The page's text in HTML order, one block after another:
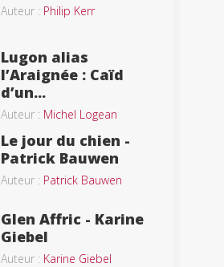
Auteur : Philip Kerr
Lugon alias
l’Araignée : Caïd
d’un...
Auteur : Michel Logean
Le jour du chien -
Patrick Bauwen
Auteur : Patrick Bauwen
Glen Affric - Karine
Giebel
Auteur : Karine Giebel